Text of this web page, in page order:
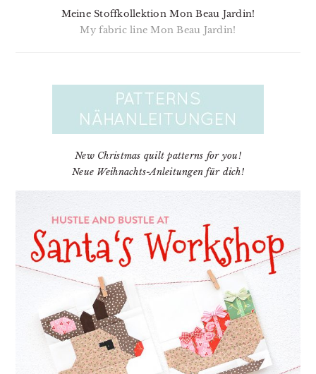
Meine Stoffkollektion Mon Beau Jardin!
My fabric line Mon Beau Jardin!
New Christmas quilt patterns for you!
Neue Weihnachts-Anleitungen für dich!